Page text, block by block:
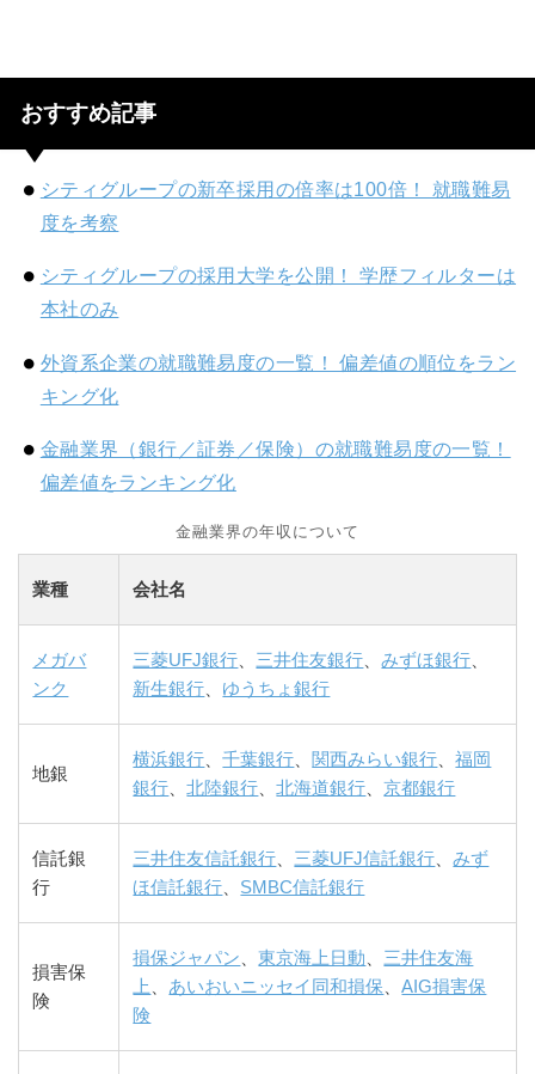
おすすめ記事
シティグループの新卒採用の倍率は100倍！ 就職難易
度を考察
シティグループの採用大学を公開！ 学歴フィルターは
本社のみ
外資系企業の就職難易度の一覧！ 偏差値の順位をラン
キング化
金融業界（銀行／証券／保険）の就職難易度の一覧！
偏差値をランキング化
金融業界の年収について
業種 会社名
メガバ
ンク
三菱UFJ銀行 三井住友銀行 、みずほ銀行
新生銀行
ゆうちょ銀行
地銀
横浜銀行 、千葉銀行 関西みらい銀行 、福岡
銀行 、北陸銀行 、北海道銀行 、京都銀行
信託銀
行
三井住友信託銀行 三菱UFJ信託銀行 、みず
ほ信託銀行
SMBC信託銀行
損害保
険
損保ジャパン 、東京海上日動
三井住友海
上
あいおいニッセイ同和損保 、AIG損害保
険